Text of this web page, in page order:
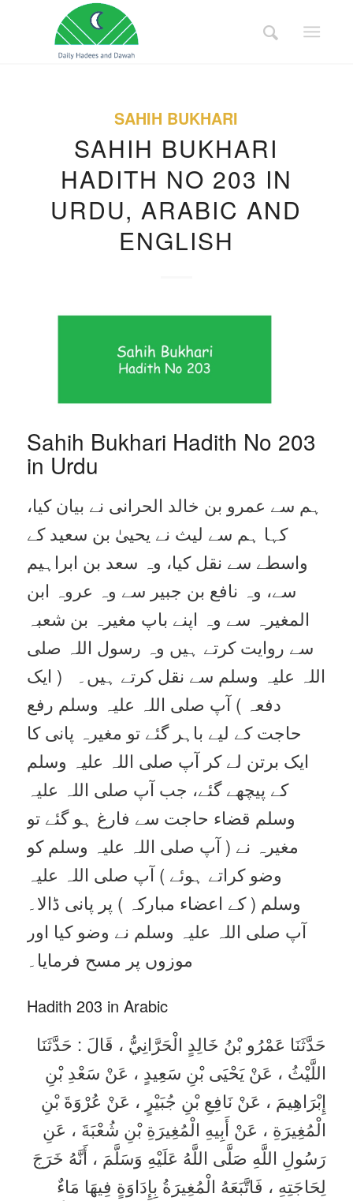
SAHIH BUKHARI
SAHIH BUKHARI
HADITH NO 203 IN
URDU, ARABIC AND
ENGLISH
Sahih Bukhari Hadith No 203
in Urdu
ہم سے عمرو بن خالد الحرانی نے بیان کیا،
کہا ہم سے لیث نے یحییٰ بن سعید کے
واسطے سے نقل کیا، وہ سعد بن ابراہیم
سے، وہ نافع بن جبیر سے وہ عروہ ابن
المغیرہ سے وہ اپنے باپ مغیرہ بن شعبہ
سے روایت کرتے ہیں وہ رسول اللہ صلی
اللہ علیہ وسلم سے نقل کرتے ہیں۔ ( ایک
دفعہ ) آپ صلی اللہ علیہ وسلم رفع
حاجت کے لیے باہر گئے تو مغیرہ پانی کا
ایک برتن لے کر آپ صلی اللہ علیہ وسلم
کے پیچھے گئے، جب آپ صلی اللہ علیہ
وسلم قضاء حاجت سے فارغ ہو گئے تو
مغیرہ نے ( آپ صلی اللہ علیہ وسلم کو
وضو کراتے ہوئے ) آپ صلی اللہ علیہ
وسلم ( کے اعضاء مبارکہ ) پر پانی ڈالا۔
آپ صلی اللہ علیہ وسلم نے وضو کیا اور
موزوں پر مسح فرمایا۔
Hadith 203 in Arabic
حَدَّثَنَا عَمْرُو بْنُ خَالِدٍ الْحَرَّانِيُّ ، قَالَ : حَدَّثَنَا
اللَّيْثُ ، عَنْ يَحْيَى بْنِ سَعِيدٍ ، عَنْ سَعْدِ بْنِ
إِبْرَاهِيمَ ، عَنْ نَافِعِ بْنِ جُبَيْرٍ ، عَنْ عُرْوَةَ بْنِ
الْمُغِيرَةِ ، عَنْ أَبِيهِ الْمُغِيرَةِ بْنِ شُعْبَةَ ، عَنِ
رَسُولِ اللَّهِ صَلَّى اللَّهُ عَلَيْهِ وَسَلَّمَ ، أَنَّهُ خَرَجَ
لِحَاجَتِهِ ، فَاتَّبَعَهُ الْمُغِيرَةُ بِإِدَاوَةٍ فِيهَا مَاءٌ